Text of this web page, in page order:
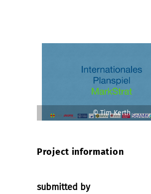
© Tim Kerth
Project information
submitted by